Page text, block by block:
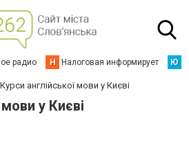
радио Н Налоговая информирует Ю
Курси англійської мови у Києві
у Києві